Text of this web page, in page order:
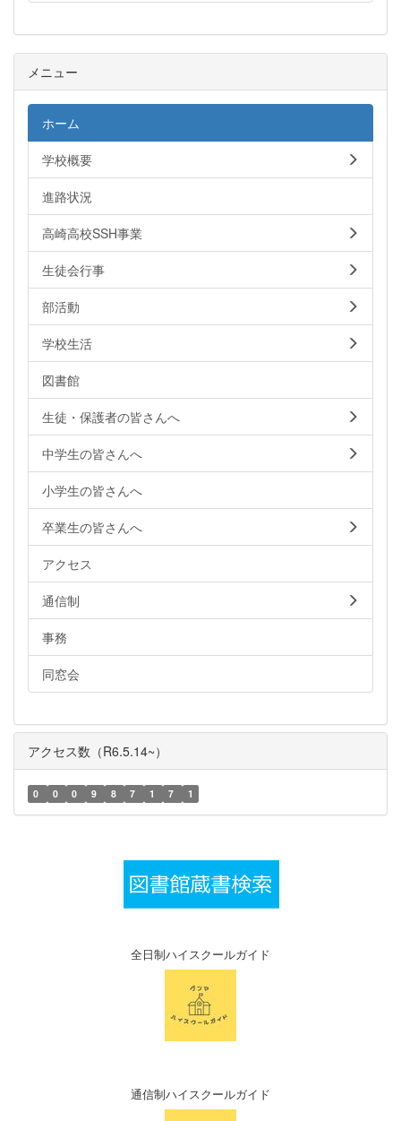
メニュー
ホーム
学校概要
進路状況
高崎高校SSH事業
生徒会行事
部活動
学校生活
図書館
生徒・保護者の皆さんへ
中学生の皆さんへ
小学生の皆さんへ
卒業生の皆さんへ
アクセス
通信制
事務
同窓会
アクセス数（R6.5.14~）
0 0 0 9 8 7 1 7 1
全日制ハイスクールガイド
通信制ハイスクールガイド